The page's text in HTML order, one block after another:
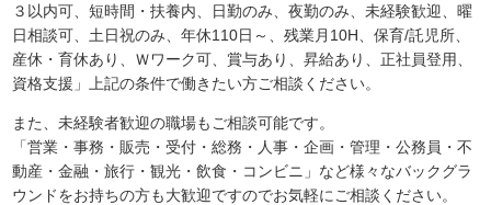
３以内可、短時間・扶養内、日勤のみ、夜勤のみ、未経験歓迎、曜
日相談可、土日祝のみ、年休110日～、残業月10H、保育/託児所、
産休・育休あり、Ｗワーク可、賞与あり、昇給あり、正社員登用、
資格支援」上記の条件で働きたい方ご相談ください。
また、未経験者歓迎の職場もご相談可能です。
「営業・事務・販売・受付・総務・人事・企画・管理・公務員・不
動産・金融・旅行・観光・飲食・コンビニ」など様々なバックグラ
ウンドをお持ちの方も大歓迎ですのでお気軽にご相談ください。